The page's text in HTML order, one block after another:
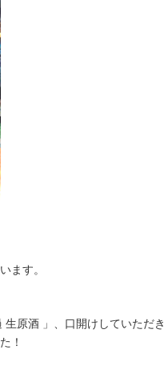
ます。
原酒 」、口開けしていただき
！